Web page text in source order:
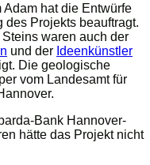
hat die Entwürfe
Projekts beauftragt.
waren auch der
und der Ideenkünstler
Die geologische
vom Landesamt für
Bank Hannover-
hätte das Projekt nicht